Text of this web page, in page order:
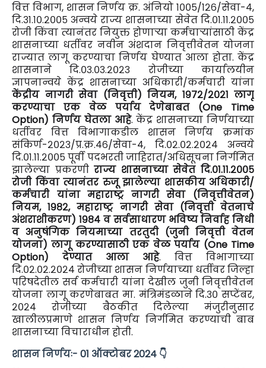
वित्त विभाग, शासन निर्णय क्र. अंनियो १००५/१२६/सेवा-४,
दि.३१.१०.२००५ अन्वये राज्य शासनाच्या सेवेत दि.०१.११.२००५
रोजी किंवा त्यानंतर नियुक्त होणाऱ्या कर्मचाऱ्यांसाठी केंद्र
शासनाच्या धर्तीवर नवीन अंशदान निवृत्तीवेतन योजना
राज्यात लागू करण्याचा निर्णय घेण्यात आला होता. केंद्र
शासनाने दि.०३.०३.२०२३ रोजीच्या कार्यालयीन
ज्ञापनान्वये केंद्र शासनाच्या अधिकारी/कर्मचारी यांना
केंद्रीय नागरी सेवा (निवृत्ती) नियम, १९७२/२०२१ लागू
करण्याचा एक वेळ पर्याय देणेबाबत (One Time
Option) निर्णय घेतला आहे. केंद्र शासनाच्या निर्णयाच्या
धर्तीवर वित्त विभागाकडील शासन निर्णय क्रमांक
संकिर्ण-२०२३/प्र.क्र.४६/सेवा-४, दि.०२.०२.२०२४ अन्वये
दि.०१.११.२००५ पूर्वी पदभरती जाहिरात/अधिसूचना निर्गमित
झालेल्या प्रकरणीराज्य शासनाच्या सेवेत दि.०१.११.२००५
रोजी किंवा त्यानंतर रुजू झालेल्या शासकीय अधिकारी/
कर्मचारी यांना महाराष्ट्र नागरी सेवा (निवृत्तीवेतन)
नियम, १९८२, महाराष्ट्र नागरी सेवा (निवृत्ती वेतनाचे
अंशराशीकरण) १९८४ व सर्वसाधारण भविष्य निर्वाह निधी
व अनुषंगिक नियमाच्या तरतुदी (जुनी निवृत्ती वेतन
योजना) लागू करण्यासाठी एक वेळ पर्याय (One Time
Option) देण्यात आला आहे. वित्त विभागाच्या
दि.०२.०२.२०२४ रोजीच्या शासन निर्णयाच्या धर्तीवर जिल्हा
परिषदेतील सर्व कर्मचारी यांना देखील जुनी निवृत्तीवेतन
योजना लागूकरणेबाबत मा. मंत्रिमंडळाने दि.३० सप्टेंबर,
२०२४ रोजीच्या बैठकीत दिलेल्या मंजुरीनुसार
खालीलप्रमाणे शासन निर्णय निर्गमित करण्याची बाब
शासनाच्या विचाराधीन होती.
शासन निर्णयः- 01 ऑक्टोबर 2024 👇